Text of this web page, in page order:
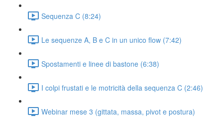
Sequenza C (8:24)
Le sequenze A, B e C in un unico flow (7:42)
Spostamenti e linee di bastone (6:38)
I colpi frustati e le motricità della sequenza C (2:46)
Webinar mese 3 (gittata, massa, pivot e postura)